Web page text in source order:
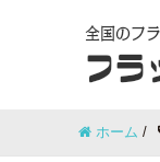
ホーム /